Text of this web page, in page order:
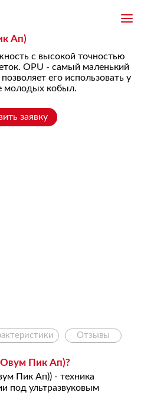
Ап)
с высокой точностью
OPU - самый маленький
его использовать у
молодых кобыл.
заявку
Отзывы
Пик Ап)?
Пик Ап)) - техника
под ультразвуковым